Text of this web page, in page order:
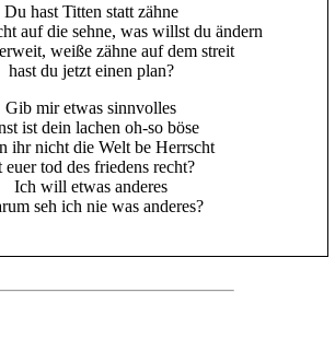
Du hast Titten statt zähne
auf die sehne, was willst du ändern
weiße zähne auf dem streit
hast du jetzt einen plan?
Gib mir etwas sinnvolles
ist dein lachen oh-so böse
ihr nicht die Welt be Herrscht
euer tod des friedens recht?
Ich will etwas anderes
seh ich nie was anderes?